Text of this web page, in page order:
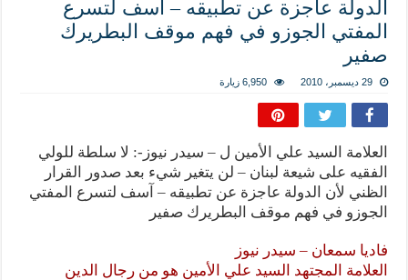
الدولة عاجزة عن تطبيقه – آسف لتسرع
المفتي الجوزو في فهم موقف البطريرك
صفير
29 ديسمبر، 2010 6,950 زيارة
العلامة السيد علي الأمين ل – سيدر نيوز-: لا سلطة للولي
الفقيه على شيعة لبنان – لن يتغير شيء بعد صدور القرار
الظني لأن الدولة عاجزة عن تطبيقه – آسف لتسرع المفتي
الجوزو في فهم موقف البطريرك صفير
فاديا سمعان – سيدر نيوز
العلامة المجتهد السيد علي الأمين هو من رجال الدين